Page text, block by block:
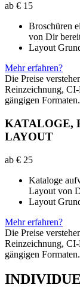
ab € 15
Broschüren
von Dir
Layout
Mehr erfahren?
Die Preise
Reinzeichnung,
gängigen Formaten.
KATALOGE,
LAYOUT
ab € 25
Kataloge
Layout von
Layout
Mehr erfahren?
Die Preise
Reinzeichnung,
gängigen